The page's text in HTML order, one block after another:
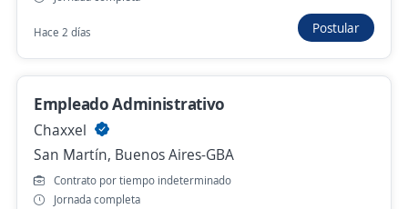
Empleo destacado
Importante empresa del sector alimenticio.
Córdoba, Córdoba
Hace 2 días
Asistente Administrativo/a
Hace 2 días Postular
Empleado Administrativo
Chaxxel
San Martín, Buenos Aires-GBA
Contrato por tiempo indeterminado
Jornada completa